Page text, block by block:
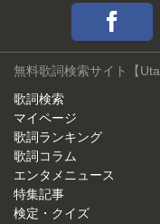
無料歌詞検索サイト【
歌詞検索
マイページ
歌詞ランキング
歌詞コラム
エンタメニュース
特集記事
検定・クイズ